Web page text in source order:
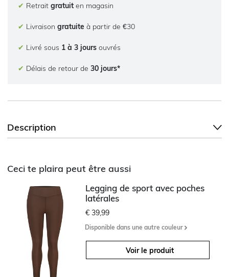
✔ Retrait gratuit en magasin
✔ Livraison gratuite à partir de €30
✔ Livré sous 1 à 3 jours ouvrés
✔ Délais de retour de 30 jours*
Description
Ceci te plaira peut être aussi
Legging de sport avec poches
latérales
€ 39,99
Disponible dans une autre couleur
Voir le produit